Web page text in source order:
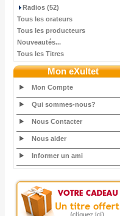
Radios (52)
Tous les orateurs
Tous les producteurs
Nouveautés...
Tous les Titres
Mon eXultet
Mon Compte
Qui sommes-nous?
Nous Contacter
Nous aider
Informer un ami